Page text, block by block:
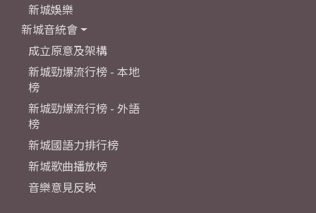
新城娛樂
新城音統會
成立原意及架構
新城勁爆流行榜 - 本地
榜
新城勁爆流行榜 - 外語
榜
新城國語力排行榜
新城歌曲播放榜
音樂意見反映